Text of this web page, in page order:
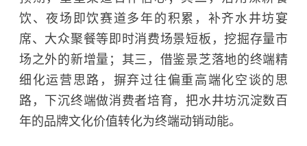
饮、夜场即饮赛道多年的积累，补齐水井坊宴
席、大众聚餐等即时消费场景短板，挖掘存量市
场之外的新增量；其三，借鉴景芝落地的终端精
细化运营思路，摒弃过往偏重高端化空谈的思
路，下沉终端做消费者培育，把水井坊沉淀数百
年的品牌文化价值转化为终端动销动能。